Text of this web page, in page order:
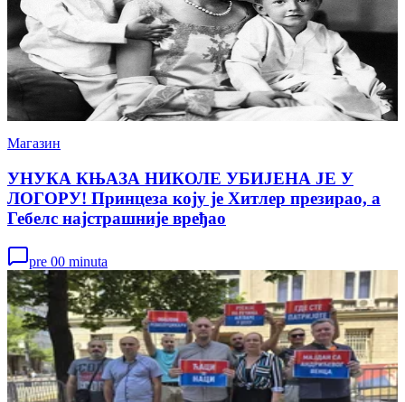
Магазин
УНУКА КЊАЗА НИКОЛЕ УБИЈЕНА ЈЕ У
ЛОГОРУ! Принцеза коју је Хитлер презирао, а
Гебелс најстрашније вређао
pre 00 minuta